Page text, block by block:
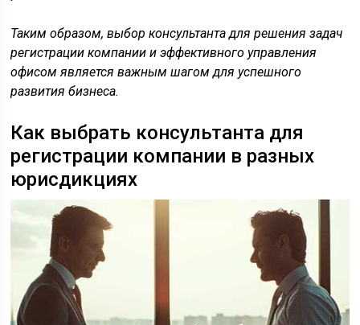
Таким образом, выбор консультанта для решения задач
регистрации компании и эффективного управления
офисом является важным шагом для успешного
развития бизнеса.
Как выбрать консультанта для
регистрации компании в разных
юрисдикциях